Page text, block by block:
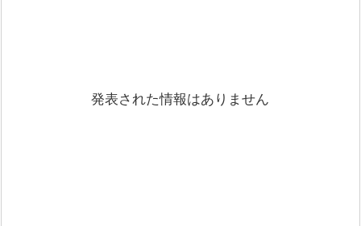
発表された情報はありません